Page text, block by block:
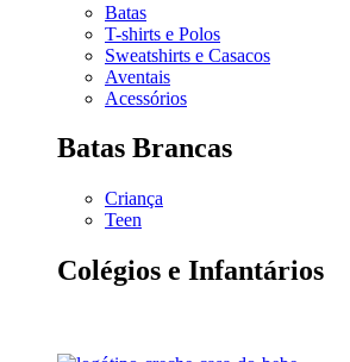
Batas
T-shirts e Polos
Sweatshirts e Casacos
Aventais
Acessórios
Batas Brancas
Criança
Teen
Colégios e Infantários